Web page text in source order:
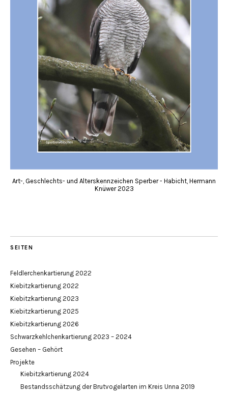
Art-, Geschlechts- und Alterskennzeichen Sperber - Habicht, Hermann
Knüwer 2023
SEITEN
Feldlerchenkartierung 2022
Kiebitzkartierung 2022
Kiebitzkartierung 2023
Kiebitzkartierung 2025
Kiebitzkartierung 2026
Schwarzkehlchenkartierung 2023 – 2024
Gesehen – Gehört
Projekte
Kiebitzkartierung 2024
Bestandsschätzung der Brutvogelarten im Kreis Unna 2019